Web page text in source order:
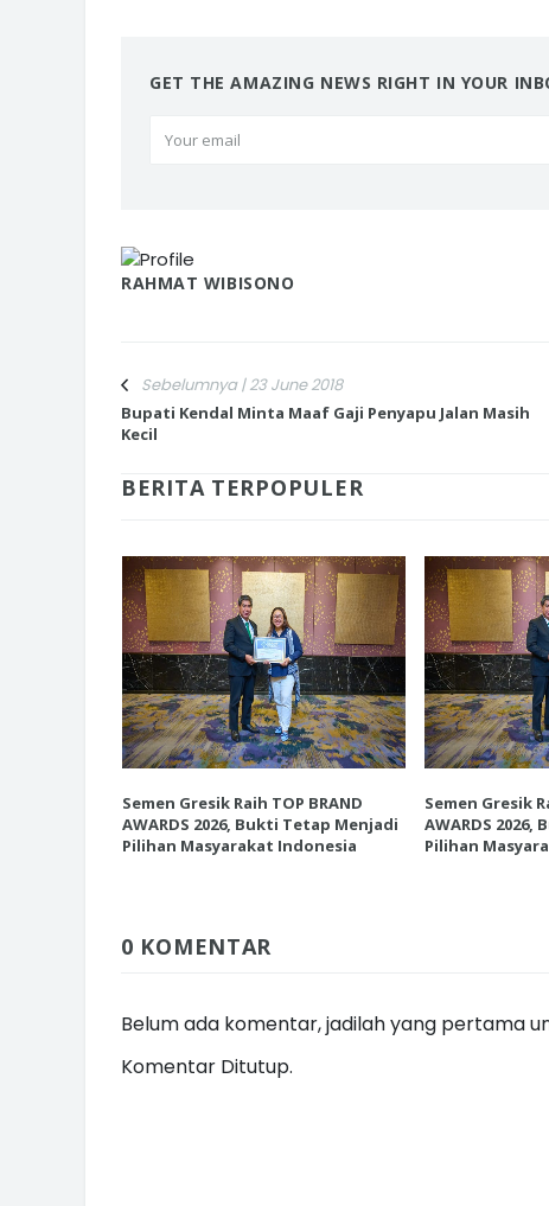
GET THE AMAZING NEWS RIGHT IN YOUR
RAHMAT WIBISONO
Sebelumnya | 23 June 2018
Bupati Kendal Minta Maaf Gaji Penyapu Jalan Masih
Kecil
BERITA TERPOPULER
Semen Gresik Raih TOP BRAND
AWARDS 2026, Bukti Tetap Menjadi
Pilihan Masyarakat Indonesia
Semen Gresik
AWARDS
Pilihan
0 KOMENTAR
Belum ada komentar, jadilah yang pertama
Komentar Ditutup.
INI CARA UMAT KRISTIANI
JAGA KERUKUNAN SAMBUT NATAL